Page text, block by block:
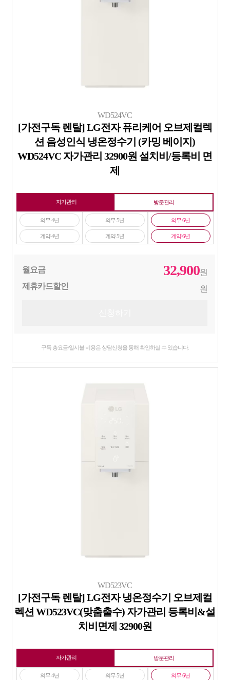
WD524VC
[가전구독 렌탈] LG전자 퓨리케어 오브제컬렉
션 음성인식 냉온정수기 (카밍 베이지)
WD524VC 자가관리 32900원 설치비/등록비 면
제
자가관리 방문관리
의무 4년
계약 4년
의무 5년
계약 5년
의무 6년
계약 6년
월요금 32,900원
제휴카드할인
원
구독 총요금/일시불 비용은 상담신청을 통해 확인하실 수 있습니다.
WD523VC
[가전구독 렌탈] LG전자 냉온정수기 오브제컬
렉션 WD523VC(맞춤출수) 자가관리 등록비&설
치비면제 32900원
자가관리 방문관리
의무 4년 의무 5년 의무 6년